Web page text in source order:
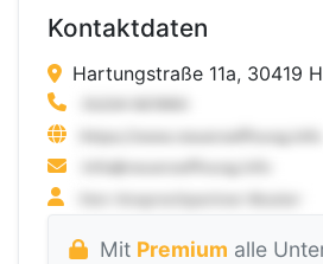
Kontaktdaten
Hartungstraße 11a, 30419
Mit Premium alle